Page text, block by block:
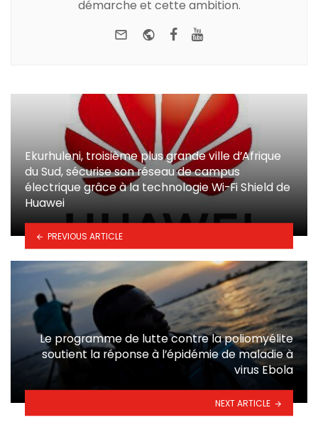
démarche et cette ambition.
e-mailWebsiteFacebook
Ekurhuleni, troisième plus grande ville d’Afrique
du Sud, sécurise son réseau de campus
électrique grâce à la technologie Wi-Fi Shield de
Huawei
PREVIOUS ARTICLE
Le programme de lutte contre la poliomyélite
soutient la réponse à l’épidémie de maladie à
virus Ebola
NEXT ARTICLE